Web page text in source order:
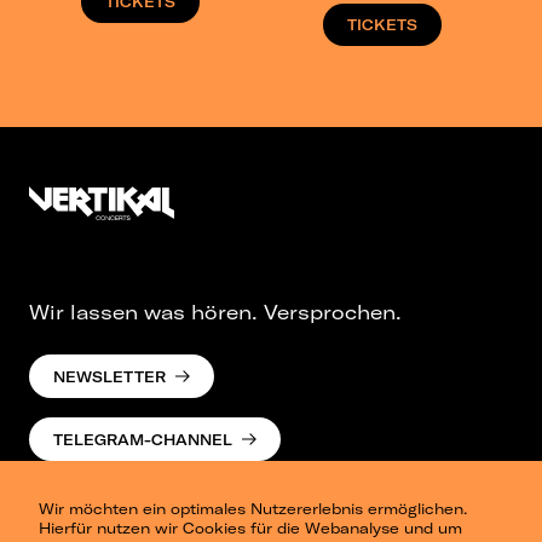
TICKETS
Wir möchten ein optimales Nutzererlebnis ermöglichen.
Hierfür nutzen wir Cookies für die Webanalyse und um
Wir lassen was hören. Versprochen.
NEWSLETTER
TELEGRAM-CHANNEL